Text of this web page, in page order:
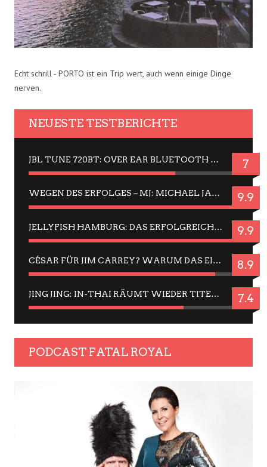
Echt schrill - PORTO ist ein Trip wert, auch wenn einige Dinge
nerven.
NEUESTE TESTBERICHTE
JBL TUNE 720BT: OVER EAR BLUETOOTH KOPFHÖRER UM DIE 50,-€ IM DAUER-TEST 7
WEGEN DES ERFOLGES – MJ: MICHAEL JACKSON MUSICAL IN EINER MATINEE SEHEN 9.9
JELLYFISH HAMBURG: DAS ERFOLGREICHE SOMMER-MENÜ 2025 IN GEFÜHLEN UND BILDERN 9.9
CÉSAR FÜR JIM CARREY? WARUM DAS EINER DER NERVIGSTEN ACTORS IST UND BLEIBT 8.9
JING JING: IN-THAI RÄUMT WIEDER TITEL AB – EIN ZWEI-STUNDEN-ERLEBNISBERICHT 7.4
PODCAST FATAL ROYAL